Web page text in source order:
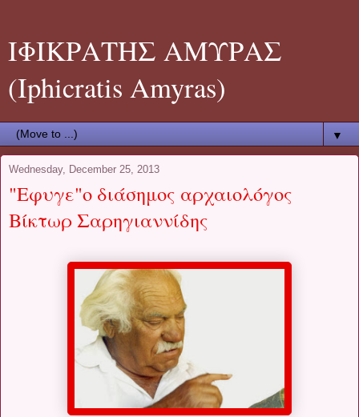
ΙΦΙΚΡΑΤΗΣ ΑΜΥΡΑΣ
(Iphicratis Amyras)
▼
Wednesday, December 25, 2013
"Εφυγε"ο διάσημος αρχαιολόγος
Βίκτωρ Σαρηγιαννίδης